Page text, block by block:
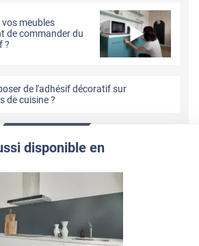
meubles
de commander du
?
de l'adhésif décoratif sur
de cuisine ?
disponible en